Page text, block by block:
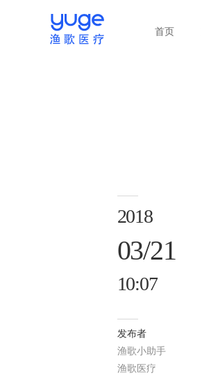
首页
2018
03/21
10:07
发布者
渔歌小助手
渔歌医疗